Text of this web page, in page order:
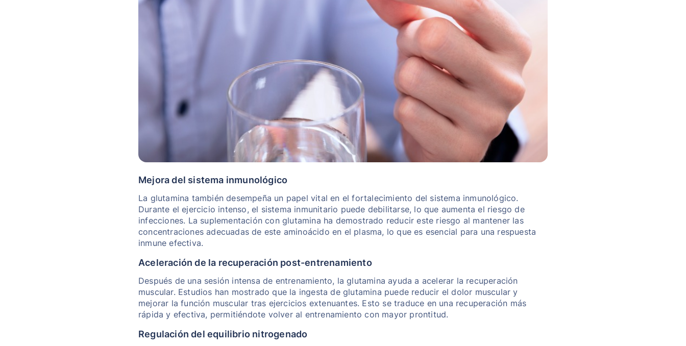
Mejora del sistema inmunológico
La glutamina también desempeña un papel vital en el fortalecimiento del sistema inmunológico.
Durante el ejercicio intenso, el sistema inmunitario puede debilitarse, lo que aumenta el riesgo de
infecciones. La suplementación con glutamina ha demostrado reducir este riesgo al mantener las
concentraciones adecuadas de este aminoácido en el plasma, lo que es esencial para una respuesta
inmune efectiva.
Aceleración de la recuperación post-entrenamiento
Después de una sesión intensa de entrenamiento, la glutamina ayuda a acelerar la recuperación
muscular. Estudios han mostrado que la ingesta de glutamina puede reducir el dolor muscular y
mejorar la función muscular tras ejercicios extenuantes. Esto se traduce en una recuperación más
rápida y efectiva, permitiéndote volver al entrenamiento con mayor prontitud.
Regulación del equilibrio nitrogenado